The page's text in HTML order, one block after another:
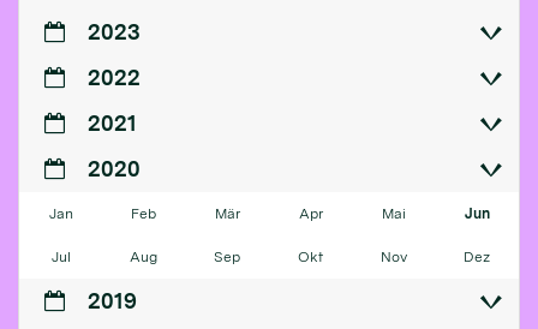
2023
2022
2021
2020
Jan Feb Mär Apr Mai Jun
Jul Aug Sep Okt Nov Dez
2019